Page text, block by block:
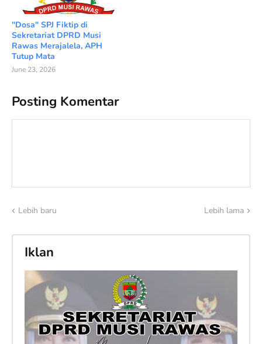
"Dosa" SPJ Fiktip di
Sekretariat DPRD Musi
Rawas Merajalela, APH
Tutup Mata
June 23, 2026
Posting Komentar
Lebih baru Lebih lama
Iklan